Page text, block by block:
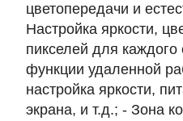
цветопередачи и
Настройка яркости,
пикселей для
функции удаленной
настройка яркости,
экрана, и т.д.; - Зона